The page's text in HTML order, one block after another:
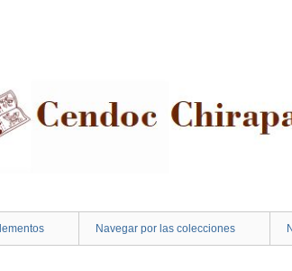
Navegar por las colecciones